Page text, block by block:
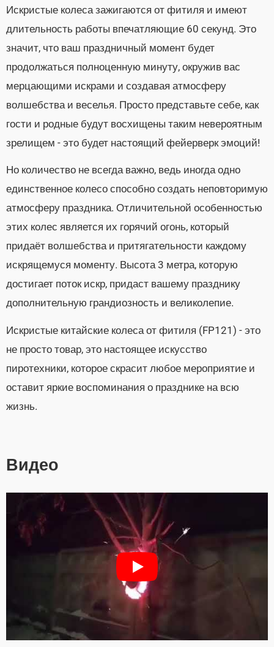
Искристые колеса зажигаются от фитиля и имеют
длительность работы впечатляющие 60 секунд. Это
значит, что ваш праздничный момент будет
продолжаться полноценную минуту, окружив вас
мерцающими искрами и создавая атмосферу
волшебства и веселья. Просто представьте себе, как
гости и родные будут восхищены таким невероятным
зрелищем - это будет настоящий фейерверк эмоций!
Но количество не всегда важно, ведь иногда одно
единственное колесо способно создать неповторимую
атмосферу праздника. Отличительной особенностью
этих колес является их горячий огонь, который
придаёт волшебства и притягательности каждому
искрящемуся моменту. Высота 3 метра, которую
достигает поток искр, придаст вашему празднику
дополнительную грандиозность и великолепие.
Искристые китайские колеса от фитиля (FP121) - это
не просто товар, это настоящее искусство
пиротехники, которое скрасит любое мероприятие и
оставит яркие воспоминания о празднике на всю
жизнь.
Видео